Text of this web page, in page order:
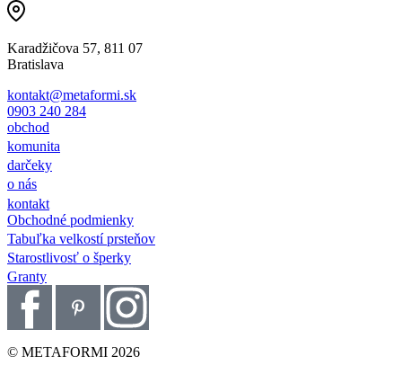
Karadžičova 57, 811 07
Bratislava
kontakt@metaformi.sk
0903 240 284
obchod
komunita
darčeky
o nás
kontakt
Obchodné podmienky
Tabuľka velkostí prsteňov
Starostlivosť o šperky
Granty
© METAFORMI 2026